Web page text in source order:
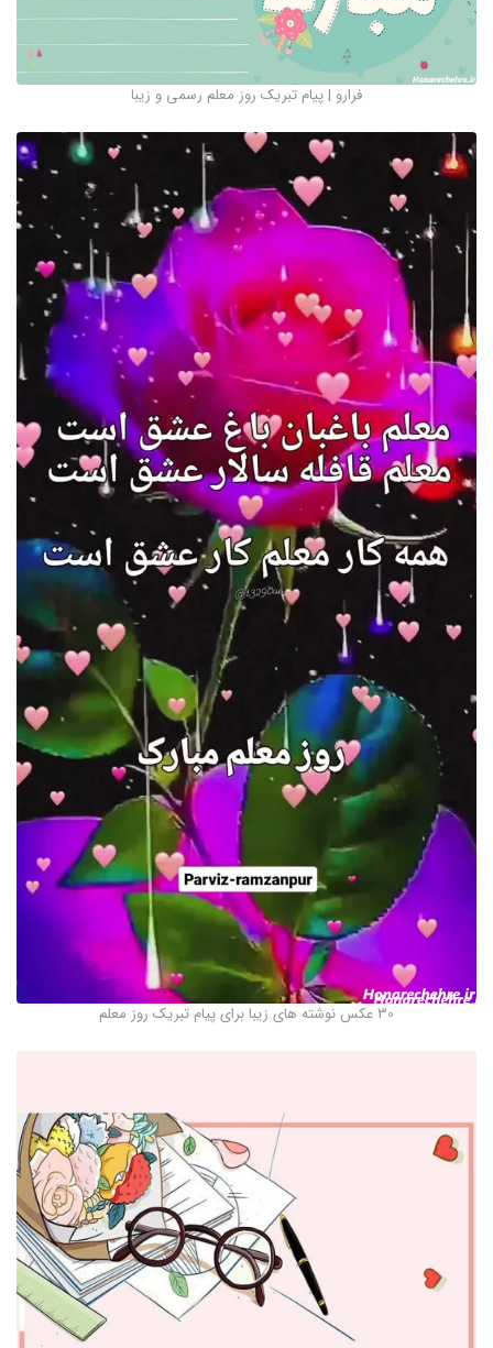
فرارو | پیام تبریک روز معلم رسمی و زیبا
30 عکس نوشته های زیبا برای پیام تبریک روز معلم